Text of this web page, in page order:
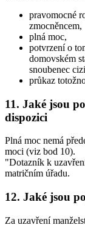
pravomocné
zmocněncem,
plná moc,
potvrzení o
domovském
snoubenec
průkaz
11. Jaké jsou
dispozici
Plná moc nemá
moci (viz bod 10).
"Dotazník k
matričním úřadu.
12. Jaké jsou
Za uzavření